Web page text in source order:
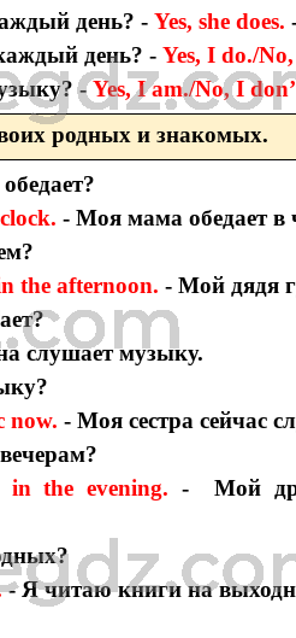
день? -Yes, she does.
день? -Yes, I do./
-Yes, I am./No, I
родных и знакомых.
- Моя мама обедает в
the afternoon.- Мой дядя
слушает музыку.
now. - Моя сестра сейчас
the evening. - Мой
- Я читаю книги на